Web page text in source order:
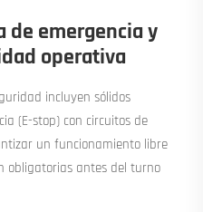
de emergencia y
operativa
incluyen sólidos
(E-stop) con circuitos de
un funcionamiento libre
obligatorias antes del turno